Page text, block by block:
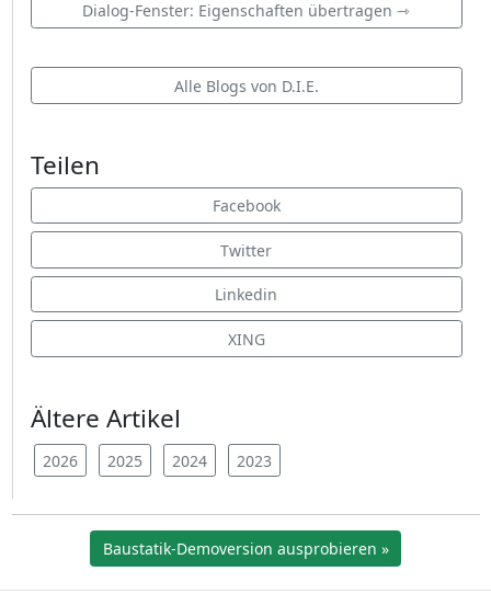
Dialog-Fenster: Eigenschaften übertragen ⇾
Alle Blogs von D.I.E.
Teilen
Facebook
Twitter
Linkedin
XING
Ältere Artikel
2026 2025 2024 2023
Baustatik-Demoversion ausprobieren »